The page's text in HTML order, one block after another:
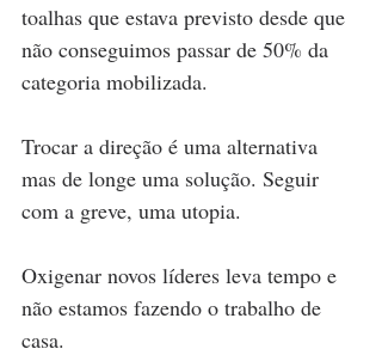
toalhas que estava previsto desde que
não conseguimos passar de 50% da
categoria mobilizada.
Trocar a direção é uma alternativa
mas de longe uma solução. Seguir
com a greve, uma utopia.
Oxigenar novos líderes leva tempo e
não estamos fazendo o trabalho de
casa.